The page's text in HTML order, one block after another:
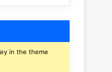
in the theme